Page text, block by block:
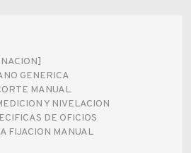
GENERICA
MANUAL
Y NIVELACION
DE OFICIOS
FIJACION MANUAL